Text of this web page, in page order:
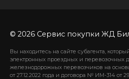
© 2026 Сервис покупки ЖД
Вы находитесь на сайте субагента,
электронных проездных и перевозочных
железнодорожных перевозчиков на
от 27.12.2022 года и договора № ИМ-314 от